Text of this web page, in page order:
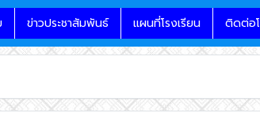
ข่าวประชาสัมพันธ์ แผนที่โรงเรียน ติดต่อ